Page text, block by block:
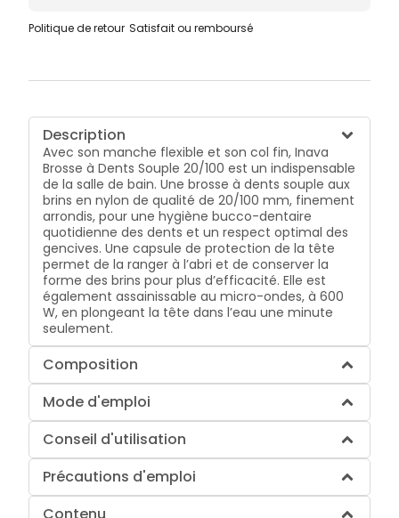
Politique de retour Satisfait ou remboursé
Description
Avec son manche flexible et son col fin, Inava
Brosse à Dents Souple 20/100 est un indispensable
de la salle de bain. Une brosse à dents souple aux
brins en nylon de qualité de 20/100 mm, finement
arrondis, pour une hygiène bucco-dentaire
quotidienne des dents et un respect optimal des
gencives. Une capsule de protection de la tête
permet de la ranger à l’abri et de conserver la
forme des brins pour plus d’efficacité. Elle est
également assainissable au micro-ondes, à 600
W, en plongeant la tête dans l’eau une minute
seulement.
Composition
Mode d'emploi
Conseil d'utilisation
Précautions d'emploi
Contenu